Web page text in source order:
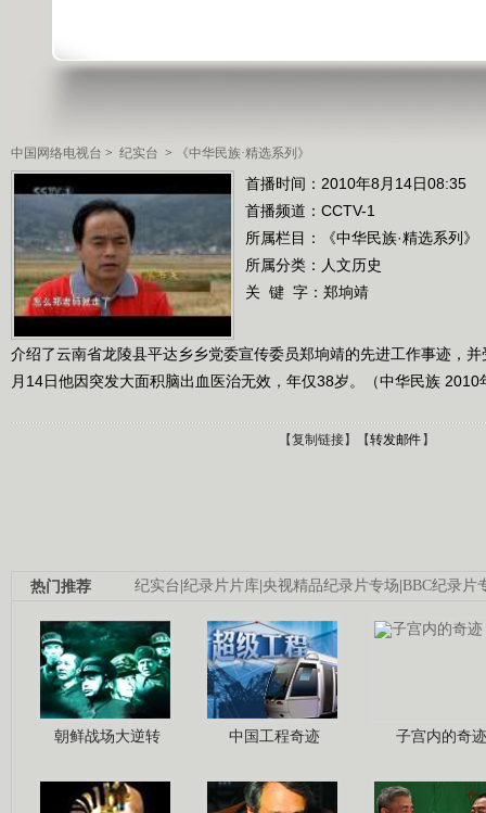
中国网络电视台 > 纪实台 > 《中华民族·精选系列》
首播时间：2010年8月14日08:35
首播频道： CCTV-1
所属栏目：
《中华民族·精选系列》
所属分类：人文历史
关 键 字： 郑垧靖
介绍了云南省龙陵县平达乡乡党委宣传委员郑垧靖的先进工作事迹，
月14日他因突发大面积脑出血医治无效，年仅38岁。（中华民族 2010
【复制链接】【转发邮件 】
纪实台 纪录片片库 央视精品纪录片专场 BBC纪录片
热门推荐
朝鲜战场大逆转 中国工程奇迹 子宫内的奇迹